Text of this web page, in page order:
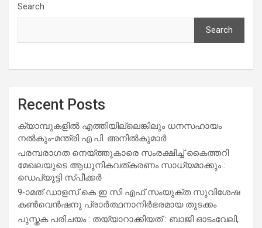
Search
Search
Recent Posts
ക്യാമ്പുകളിൽ എത്തിയില്ലെങ്കിലും ധനസഹായം
നൽകും-മന്ത്രി എ.പി. അനിൽകുമാർ
പരമ്പരാഗത നെയ്ത്തുകാരെ സംരക്ഷിച്ച് കൈത്തറി
മേഖലയുടെ ആധുനികവത്കരണം സാധ്യമാക്കും :
ഡെപ്യൂട്ടി സ്പീക്കർ
9-ാമത് ഡാളസ് കെ ഇ സി എഫ് സംയുക്ത സുവിശേഷ
കൺവെൻഷനു പ്രാർത്ഥനാനിർഭരമായ തുടക്കം
പുസ്തക പരിചയം : തയ്യാറാക്കിയത് : ബാജി ഓടംവേലി,